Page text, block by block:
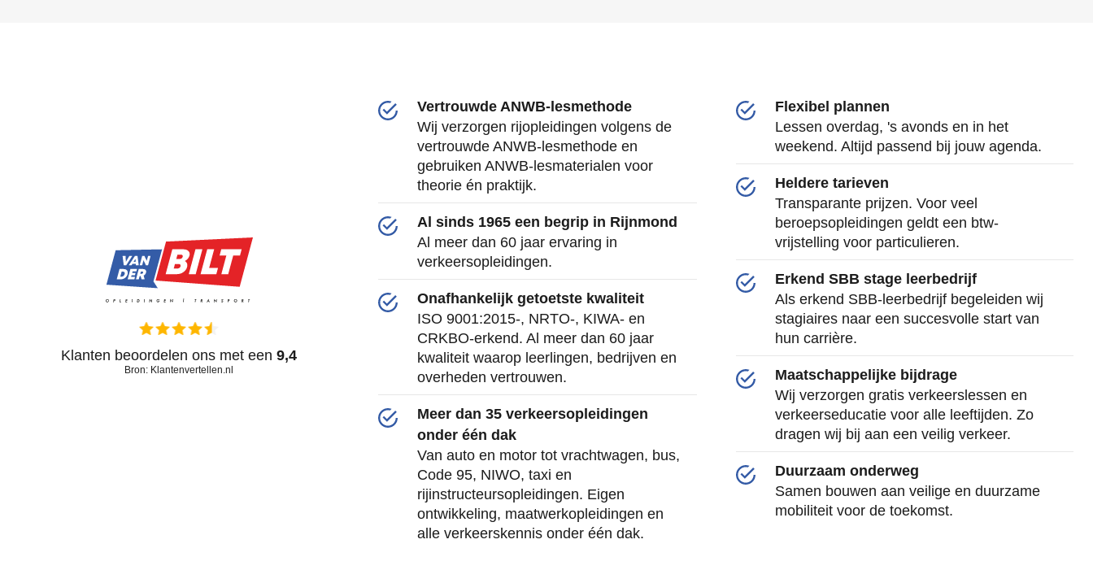
Klanten beoordelen ons met een9,4
Bron: Klantenvertellen.nl
Vertrouwde ANWB-lesmethode
Wij verzorgen rijopleidingen volgens de
vertrouwde ANWB-lesmethode en
gebruiken ANWB-lesmaterialen voor
theorie én praktijk.
Al sinds 1965 een begrip in Rijnmond
Al meer dan 60 jaar ervaring in
verkeersopleidingen.
Onafhankelijk getoetste kwaliteit
ISO 9001:2015-, NRTO-, KIWA- en
CRKBO-erkend. Al meer dan 60 jaar
kwaliteit waarop leerlingen, bedrijven en
overheden vertrouwen.
Meer dan 35 verkeersopleidingen
onder één dak
Van auto en motor tot vrachtwagen, bus,
Code 95, NIWO, taxi en
rijinstructeursopleidingen. Eigen
ontwikkeling, maatwerkopleidingen en
alle verkeerskennis onder één dak.
Flexibel plannen
Lessen overdag, 's avonds en in het
weekend. Altijd passend bij jouw agenda.
Heldere tarieven
Transparante prijzen. Voor veel
beroepsopleidingen geldt een btw-
vrijstelling voor particulieren.
Erkend SBB stage leerbedrijf
Als erkend SBB-leerbedrijf begeleiden wij
stagiaires naar een succesvolle start van
hun carrière.
Maatschappelijke bijdrage
Wij verzorgen gratis verkeerslessen en
verkeerseducatie voor alle leeftijden. Zo
dragen wij bij aan een veilig verkeer.
Duurzaam onderweg
Samen bouwen aan veilige en duurzame
mobiliteit voor de toekomst.